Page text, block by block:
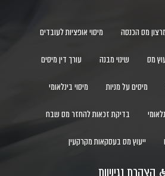
מס הכנסה מיסוי אופציות לעובדים
מס שינוי מבנה עורך דין מיסים
מיסים על מניות מיסוי בינלאומי
בדיקת זכאות להחזר מס שבח
ייעוץ מס בעסקאות מקרקעין